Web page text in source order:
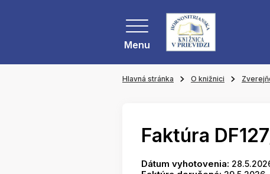
Menu
Hlavná stránka O knižnici
Faktúra
Dátum vyhotovenia: